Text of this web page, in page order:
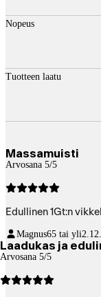
Nopeus
Tuotteen laatu
Massamuisti
Arvosana 5/5
Edullinen 1Gt:n
Magnus65 tai yli
Laadukas ja
Arvosana 5/5